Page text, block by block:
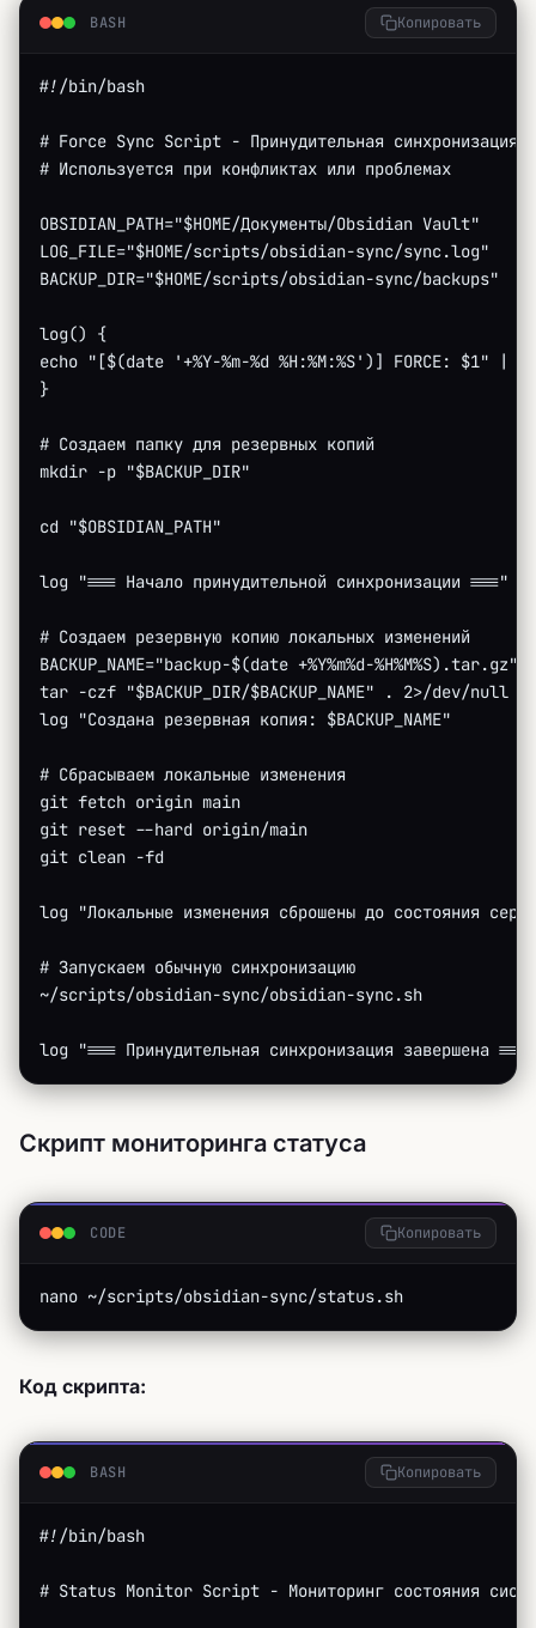
BASH Копировать
#!/bin/bash
# Force Sync Script - Принудительная синхронизация
# Используется при конфликтах или проблемах
OBSIDIAN_PATH="$HOME/Документы/Obsidian Vault"
LOG_FILE="$HOME/scripts/obsidian-sync/sync.log"
BACKUP_DIR="$HOME/scripts/obsidian-sync/backups"
log() {
echo "[$(date '+%Y-%m-%d %H:%M:%S')] FORCE: $1" |
}
# Создаем папку для резервных копий
mkdir -p "$BACKUP_DIR"
cd "$OBSIDIAN_PATH"
log "=== Начало принудительной синхронизации ==="
# Создаем резервную копию локальных изменений
BACKUP_NAME="backup-$(date +%Y%m%d-%H%M%S).tar.gz"
tar -czf "$BACKUP_DIR/$BACKUP_NAME" . 2>/dev/null
log "Создана резервная копия: $BACKUP_NAME"
# Сбрасываем локальные изменения
git fetch origin main
git reset --hard origin/main
git clean -fd
log "Локальные изменения сброшены до состояния
# Запускаем обычную синхронизацию
~/scripts/obsidian-sync/obsidian-sync.sh
log "=== Принудительная синхронизация завершена ==="
Скрипт мониторинга статуса
CODE Копировать
nano ~/scripts/obsidian-sync/status.sh
Код скрипта:
BASH Копировать
#!/bin/bash
# Status Monitor Script - Мониторинг состояния